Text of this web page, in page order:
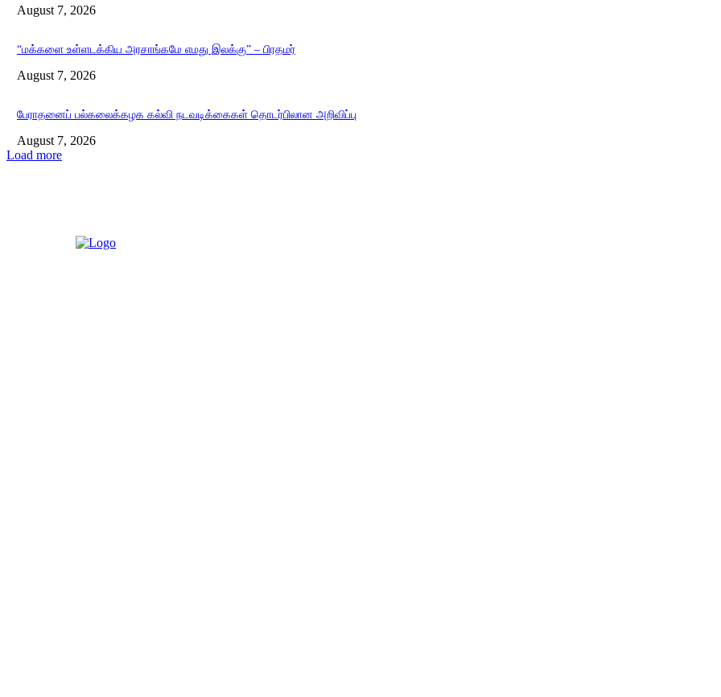
August 7, 2026
“மக்களை உள்ளடக்கிய அரசாங்கமே எமது இலக்கு” – பிரதமர்
August 7, 2026
பேராதனைப் பல்கலைக்கழக கல்வி நடவடிக்கைகள் தொடர்பிலான அறிவிப்பு
August 7, 2026
Load more